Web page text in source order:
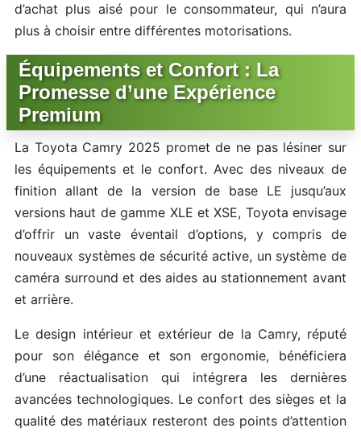
d’achat plus aisé pour le consommateur, qui n’aura
plus à choisir entre différentes motorisations.
Équipements et Confort : La
Promesse d’une Expérience
Premium
La Toyota Camry 2025 promet de ne pas lésiner sur
les équipements et le confort. Avec des niveaux de
finition allant de la version de base LE jusqu’aux
versions haut de gamme XLE et XSE, Toyota envisage
d’offrir un vaste éventail d’options, y compris de
nouveaux systèmes de sécurité active, un système de
caméra surround et des aides au stationnement avant
et arrière.
Le design intérieur et extérieur de la Camry, réputé
pour son élégance et son ergonomie, bénéficiera
d’une réactualisation qui intégrera les dernières
avancées technologiques. Le confort des sièges et la
qualité des matériaux resteront des points d’attention